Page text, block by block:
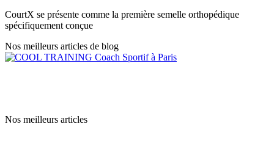
CourtX se présente comme la première semelle orthopédique
spécifiquement conçue
Nos meilleurs articles de blog
Nos meilleurs articles